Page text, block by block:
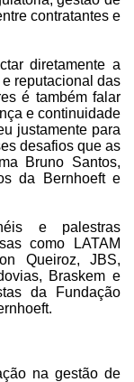
contratantes e
diretamente a
reputacional das
é também falar
e continuidade
justamente para
desafios que as
Bruno Santos,
da Bernhoeft e
e palestras
como LATAM
Queiroz, JBS,
Braskem e
da Fundação
na gestão de